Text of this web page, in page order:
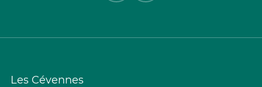
Les Cévennes